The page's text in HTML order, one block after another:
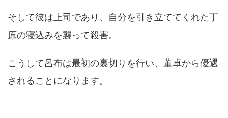
そして彼は上司であり、自分を引き立ててくれた丁
原の寝込みを襲って殺害。
こうして呂布は最初の裏切りを行い、董卓から優遇
されることになります。